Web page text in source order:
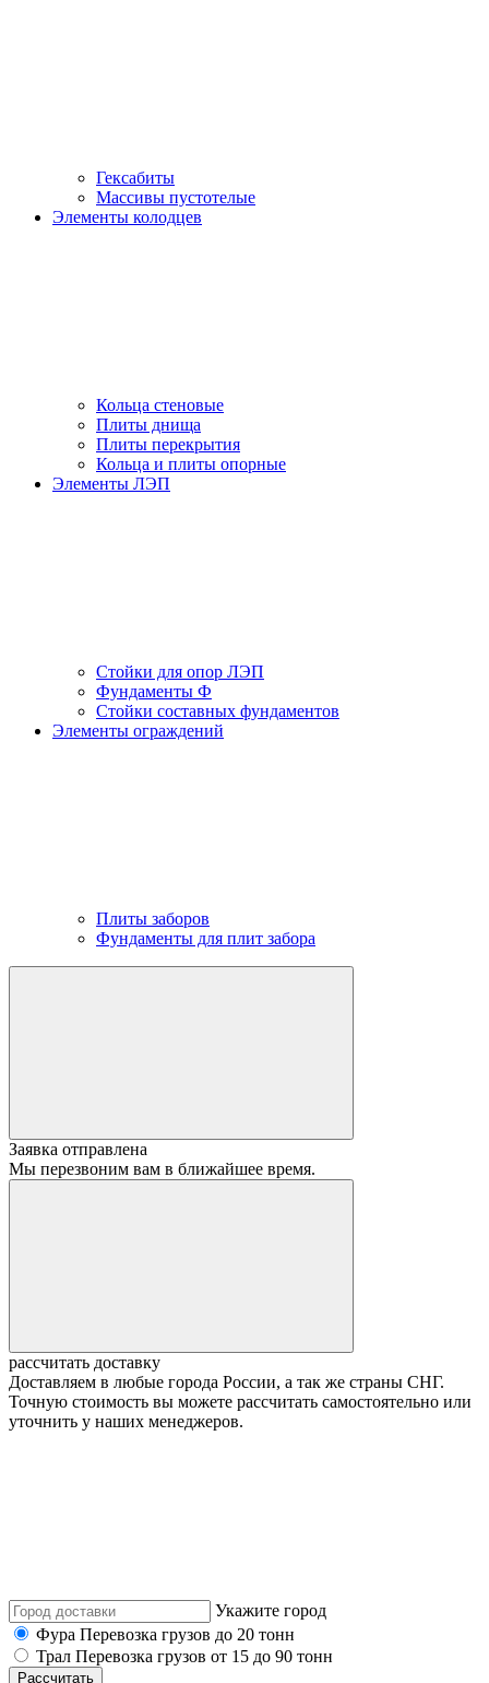
Гексабиты
Массивы пустотелые
Элементы колодцев
Кольца стеновые
Плиты днища
Плиты перекрытия
Кольца и плиты опорные
Элементы ЛЭП
Стойки для опор ЛЭП
Фундаменты Ф
Стойки составных фундаментов
Элементы ограждений
Плиты заборов
Фундаменты для плит забора
Заявка отправлена
Мы перезвоним вам в ближайшее время.
рассчитать доставку
Доставляем в любые города России, а так же страны СНГ.
Точную стоимость вы можете рассчитать самостоятельно или
уточнить у наших менеджеров.
Укажите город
Фура Перевозка грузов до 20 тонн
Трал Перевозка грузов от 15 до 90 тонн
Рассчитать